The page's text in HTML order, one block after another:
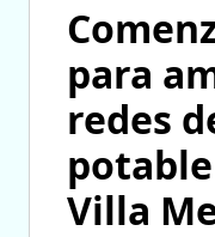
para
redes
Villa